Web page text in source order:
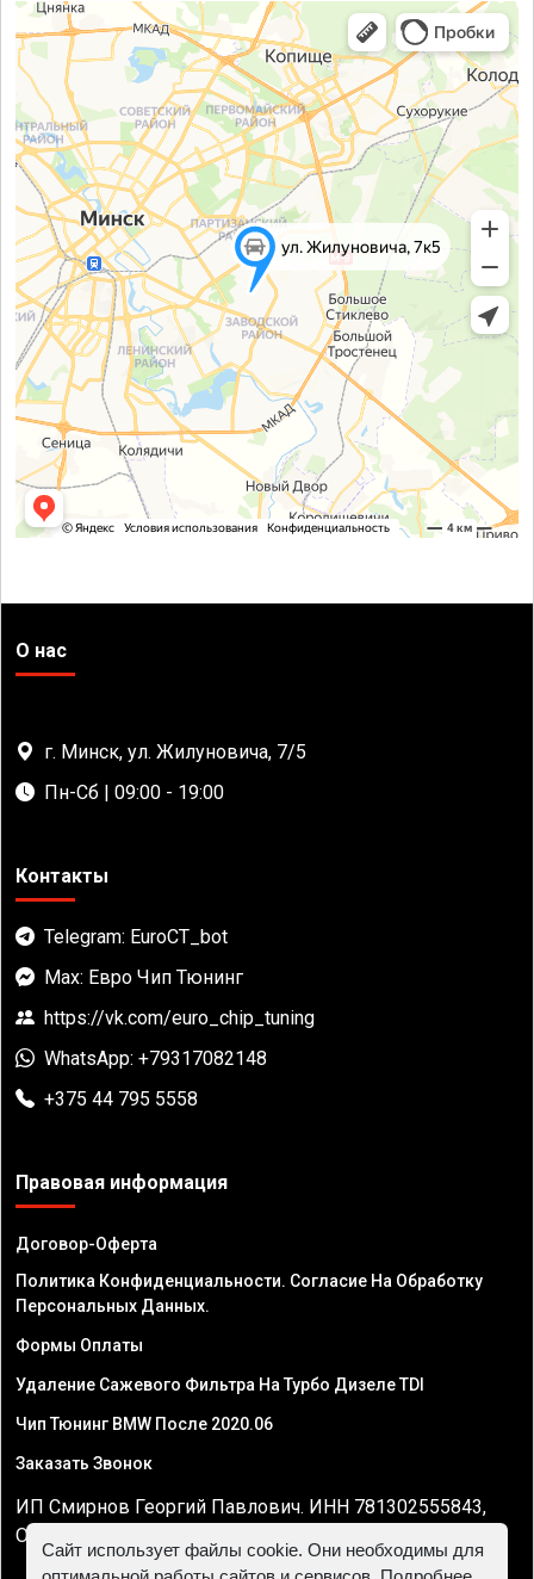
О нас
г. Минск, ул. Жилуновича, 7/5
Пн-Сб | 09:00 - 19:00
Контакты
Telegram: EuroCT_bot
Max: Евро Чип Тюнинг
https://vk.com/euro_chip_tuning
WhatsApp: +79317082148
+375 44 795 5558
Правовая информация
Договор-Оферта
Политика Конфиденциальности. Согласие На Обработку
Персональных Данных.
Формы Оплаты
Удаление Сажевого Фильтра На Турбо Дизеле TDI
Чип Тюнинг BMW После 2020.06
Заказать Звонок
ИП Смирнов Георгий Павлович. ИНН 781302555843,
ОГРНИП 324470400032610
Сайт использует файлы cookie. Они необходимы для